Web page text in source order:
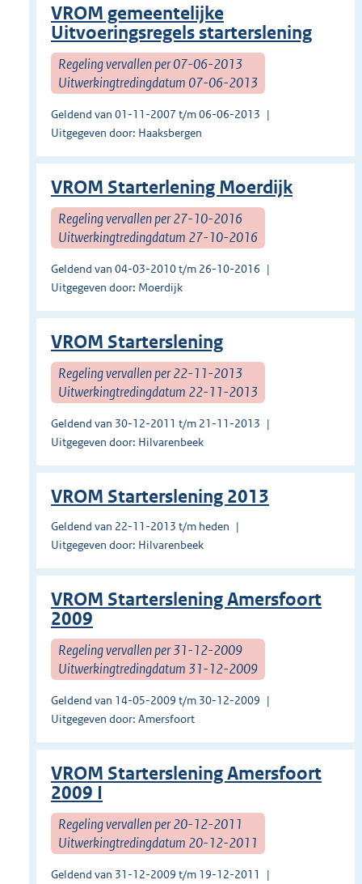
VROM gemeentelijke
Uitvoeringsregels starterslening
Regeling vervallen per 07-06-2013
Uitwerkingtredingdatum 07-06-2013
Geldend van 01-11-2007 t/m 06-06-2013
Uitgegeven door: Haaksbergen
VROM Starterlening Moerdijk
Regeling vervallen per 27-10-2016
Uitwerkingtredingdatum 27-10-2016
Geldend van 04-03-2010 t/m 26-10-2016
Uitgegeven door: Moerdijk
VROM Starterslening
Regeling vervallen per 22-11-2013
Uitwerkingtredingdatum 22-11-2013
Geldend van 30-12-2011 t/m 21-11-2013
Uitgegeven door: Hilvarenbeek
VROM Starterslening 2013
Geldend van 22-11-2013 t/m heden
Uitgegeven door: Hilvarenbeek
VROM Starterslening Amersfoort
2009
Regeling vervallen per 31-12-2009
Uitwerkingtredingdatum 31-12-2009
Geldend van 14-05-2009 t/m 30-12-2009
Uitgegeven door: Amersfoort
VROM Starterslening Amersfoort
2009 I
Regeling vervallen per 20-12-2011
Uitwerkingtredingdatum 20-12-2011
Geldend van 31-12-2009 t/m 19-12-2011